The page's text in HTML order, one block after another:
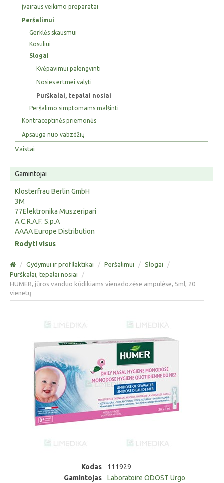
Įvairaus veikimo preparatai
Peršalimui
Gerklės skausmui
Kosuliui
Slogai
Kvėpavimui palengvinti
Nosies ertmei valyti
Purškalai, tepalai nosiai
Peršalimo simptomams malšinti
Kontraceptinės priemonės
Apsauga nuo vabzdžių
Vaistai
Gamintojai
Klosterfrau Berlin GmbH
3M
77Elektronika Muszeripari
A.C.R.A.F. S.p.A
AAAA Europe Distribution
Rodyti visus
/ Gydymui ir profilaktikai / Peršalimui / Slogai
/
Purškalai, tepalai nosiai
/
HUMER, jūros vanduo kūdikiams vienadozėse ampulėse, 5ml, 20
vienetų
Kodas
111929
Gamintojas
Laboratoire ODOST Urgo